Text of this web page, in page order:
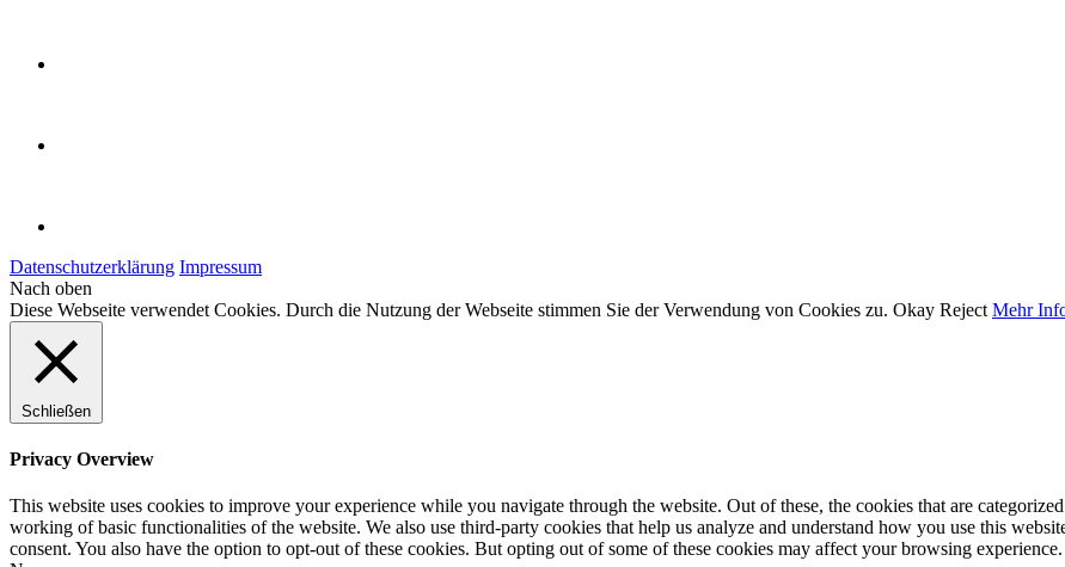
Datenschutzerklärung Impressum
Nach oben
Diese Webseite verwendet Cookies. Durch die Nutzung der Webseite stimmen Sie der Verwendung von Cookies zu. Okay Reject Mehr
Schließen
Privacy Overview
This website uses cookies to improve your experience while you navigate through the website. Out of these, the cookies that are
working of basic functionalities of the website. We also use third-party cookies that help us analyze and understand how you use this
consent. You also have the option to opt-out of these cookies. But opting out of some of these cookies may affect your browsing experience.